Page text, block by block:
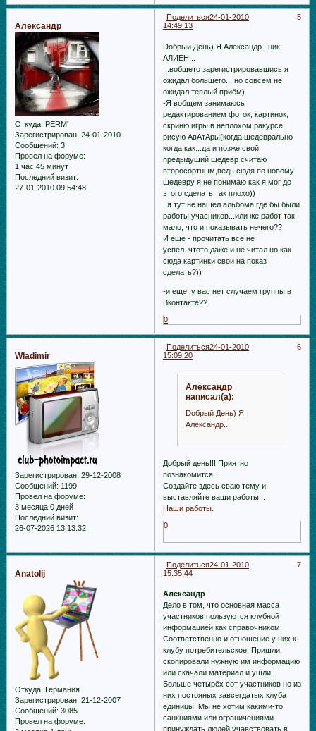
Поделиться 5
24-01-2010
14:49:13
Александр
Откуда: PERM'
Зарегистрирован: 24-01-2010
Сообщений: 3
Провел на форуме:
1 час 45 минут
Последний визит:
27-01-2010 09:54:48
Dобрый День) Я Александр...ник
АЛИЕН...
...вобщето зарегистрировавшись я
ожидал большего... но совсем не
ожидал теплый приём)
-Я вобщем занимаюсь
редактированием фоток, картинок,
скриню игры в неплохом ракурсе,
рисую АвАтАры(когда шедеврально
когда как...да и позже свой
предыдущий шедевр считаю
второсортным,ведь сюдя по новому
шедевру я не понимаю как я мог до
этого сделать так плохо))
..я тут не нашел альбома где бы были
работы учасников...или же работ так
мало, что и показывать нечего??
И еще - прочитать все не
успел..чтото даже и не читал но как
сюда картинки свои на показ
сделать?))
-и еще, у вас нет случаем группы в
Вконтакте??
0
Поделиться 6
24-01-2010
15:09:20
Wladimir
Зарегистрирован: 29-12-2008
Сообщений: 1199
Провел на форуме:
3 месяца 0 дней
Последний визит:
26-07-2026 13:13:32
Александр
написал(а):
Dобрый День) Я
Александр...
Добрый день!!! Приятно
познакомится...
Создайте здесь сваю тему и
выставляйте ваши работы...
Наши работы.
0
Поделиться 7
24-01-2010
15:35:44
Anatolij
Откуда: Германия
Зарегистрирован: 21-12-2007
Сообщений: 3085
Провел на форуме:
Александр
Дело в том, что основная масса
участников пользуются клубной
информацией как справочником.
Соответственно и отношение у них к
клубу потребительское. Пришли,
скопировали нужную им информацию
или скачали материал и ушли.
Больше четырёх сот участников но из
них постояных завсегдатых клуба
единицы. Мы не хотим какими-то
санкциями или ограничениями
принуждать людей учавствовать в